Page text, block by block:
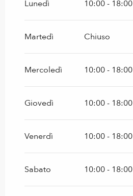
Lunedì 10:00 - 18:00
Martedì Chiuso
Mercoledì 10:00 - 18:00
Giovedì 10:00 - 18:00
Venerdì 10:00 - 18:00
Sabato 10:00 - 18:00